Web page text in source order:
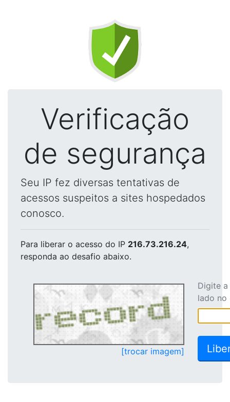
Verificação
de segurança
Seu IP fez diversas tentativas de
acessos suspeitos a sites hospedados
conosco.
Para liberar o acesso do IP 216.73.216.24,
responda ao desafio abaixo.
[trocar imagem]
Digite
lado no